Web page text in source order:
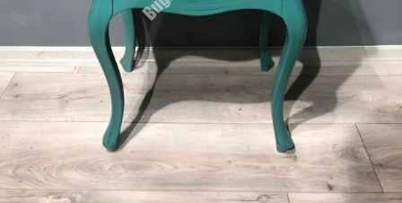
Parolanızı mı unuttunuz?
Hesap Oluştur